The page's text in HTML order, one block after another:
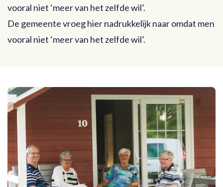
vooral niet ‘meer van het zelfde wil’.
De gemeente vroeg hier nadrukkelijk naar omdat men
vooral niet ‘meer van het zelfde wil’.